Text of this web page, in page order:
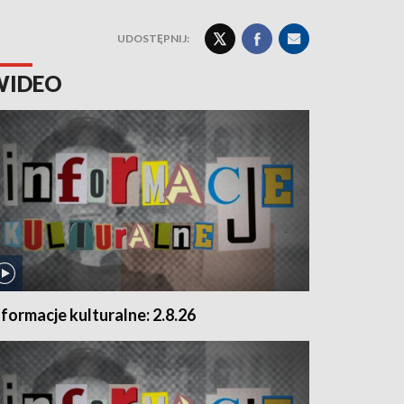
UDOSTĘPNIJ:
kulturalne: 2.8.26